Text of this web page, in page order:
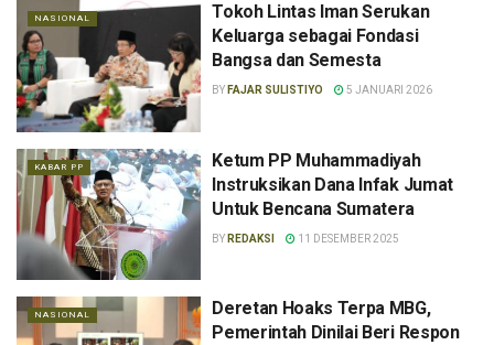
NASIONAL
Tokoh Lintas Iman Serukan
Keluarga sebagai Fondasi
Bangsa dan Semesta
BY FAJAR SULISTIYO 5 JANUARI 2026
KABAR PP
Ketum PP Muhammadiyah
Instruksikan Dana Infak Jumat
Untuk Bencana Sumatera
BY REDAKSI 11 DESEMBER 2025
NASIONAL
Deretan Hoaks Terpa MBG,
Pemerintah Dinilai Beri Respon